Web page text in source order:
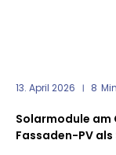
13. April 2026 8
Solarmodule am
Fassaden-PV